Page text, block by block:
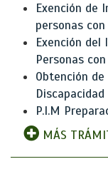
Exención de
personas
Exención
Personas
Obtención
Discapacidad
P.I.M
MÁS